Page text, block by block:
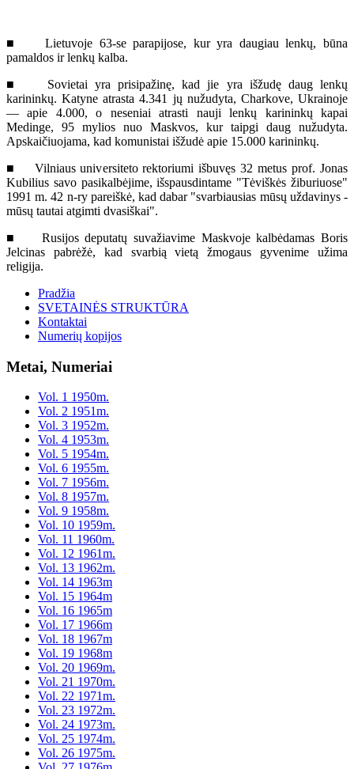
■ Lietuvoje 63-se parapijose, kur yra daugiau lenkų, būna
pamaldos ir lenkų kalba.
■ Sovietai yra prisipažinę, kad jie yra išžudę daug lenkų
karininkų. Katyne atrasta 4.341 jų nužudyta, Charkove, Ukrainoje
— apie 4.000, o neseniai atrasti nauji lenkų karininkų kapai
Medinge, 95 mylios nuo Maskvos, kur taipgi daug nužudyta.
Apskaičiuojama, kad komunistai išžudė apie 15.000 karininkų.
■ Vilniaus universiteto rektoriumi išbuvęs 32 metus prof. Jonas
Kubilius savo pasikalbėjime, išspausdintame "Tėviškės žiburiuose"
1991 m. 42 n-ry pareiškė, kad dabar "svarbiausias mūsų uždavinys -
mūsų tautai atgimti dvasiškai".
■ Rusijos deputatų suvažiavime Maskvoje kalbėdamas Boris
Jelcinas pabrėžė, kad svarbią vietą žmogaus gyvenime užima
religija.
Pradžia
SVETAINĖS STRUKTŪRA
Kontaktai
Numerių kopijos
Metai, Numeriai
Vol. 1 1950m.
Vol. 2 1951m.
Vol. 3 1952m.
Vol. 4 1953m.
Vol. 5 1954m.
Vol. 6 1955m.
Vol. 7 1956m.
Vol. 8 1957m.
Vol. 9 1958m.
Vol. 10 1959m.
Vol. 11 1960m.
Vol. 12 1961m.
Vol. 13 1962m.
Vol. 14 1963m
Vol. 15 1964m
Vol. 16 1965m
Vol. 17 1966m
Vol. 18 1967m
Vol. 19 1968m
Vol. 20 1969m.
Vol. 21 1970m.
Vol. 22 1971m.
Vol. 23 1972m.
Vol. 24 1973m.
Vol. 25 1974m.
Vol. 26 1975m.